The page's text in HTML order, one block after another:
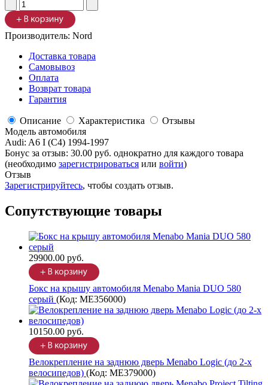
Производитель: Nord
Доставка товара
Самовывоз
Оплата
Возврат товара
Гарантия
Описание Характеристика
Отзывы
Модель автомобиля
Audi: A6 I (C4) 1994-1997
Бонус за отзыв: 30.00 руб. однократно для каждого товара
(необходимо зарегистрироваться или войти)
Отзыв
Зарегистрируйтесь, чтобы создать отзыв.
Сопутствующие товары
29900.00 руб.
Бокс на крышу автомобиля Menabo Mania DUO 580
серый (Код: ME356000)
10150.00 руб.
Велокрепление на заднюю дверь Menabo Logic (до 2-х
велосипедов) (Код: ME379000)